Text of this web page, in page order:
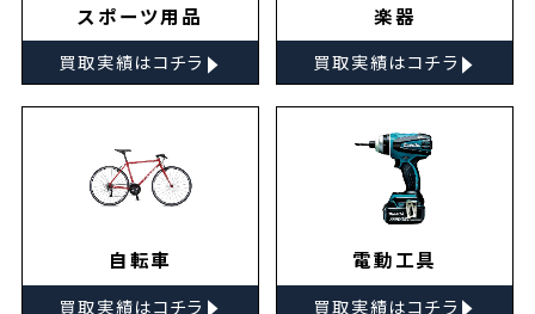
スポーツ用品
買取実績はコチラ ▸
楽器
買取実績はコチラ ▸
自転車
買取実績はコチラ ▸
電動工具
買取実績はコチラ ▸